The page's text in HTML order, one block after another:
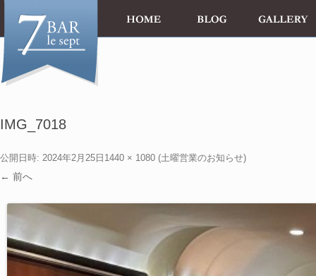
IMG_7018
公開日時: 2024年2月25日 1440 × 1080 (土曜営業のお知らせ)
← 前へ